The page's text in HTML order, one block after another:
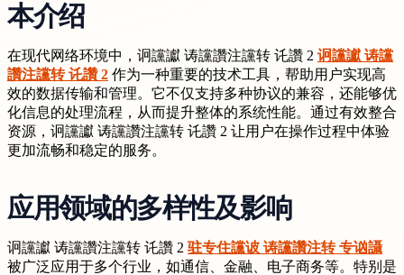
本介绍
在现代网络环境中，诇讜讞 诪讜讚注讜转 讬讚 2 诇讜讞 诪讜
讚注讜转 讬讚 2 作为一种重要的技术工具，帮助用户实现高
效的数据传输和管理。它不仅支持多种协议的兼容，还能够优
化信息的处理流程，从而提升整体的系统性能。通过有效整合
资源，诇讜讞 诪讜讚注讜转 讬讚 2 让用户在操作过程中体验
更加流畅和稳定的服务。
应用领域的多样性及影响
诇讜讞 诪讜讚注讜转 讬讚 2 驻专住讜诐 诪讜讚注转 专讻讘
被广泛应用于多个行业，如通信、金融、电子商务等。特别是